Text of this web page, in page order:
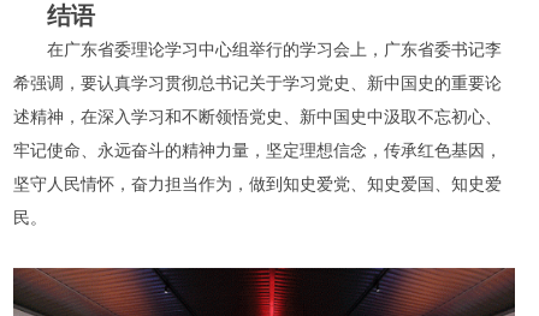
结语
在广东省委理论学习中心组举行的学习会上，广东省委书记李
希强调，要认真学习贯彻总书记关于学习党史、新中国史的重要论
述精神，在深入学习和不断领悟党史、新中国史中汲取不忘初心、
牢记使命、永远奋斗的精神力量，坚定理想信念，传承红色基因，
坚守人民情怀，奋力担当作为，做到知史爱党、知史爱国、知史爱
民。